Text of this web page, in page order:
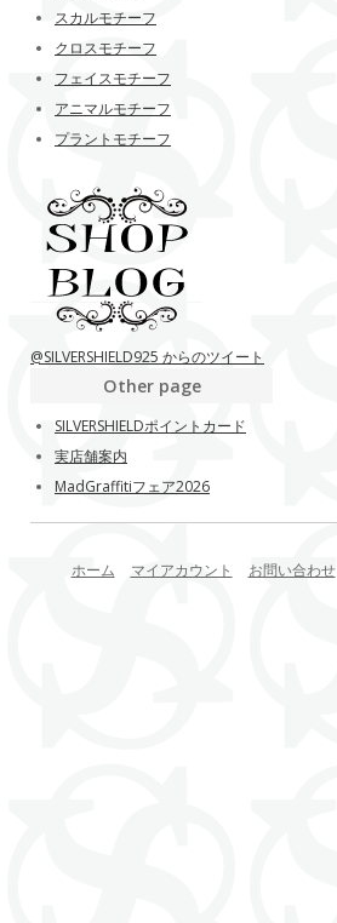
スカルモチーフ
クロスモチーフ
フェイスモチーフ
アニマルモチーフ
プラントモチーフ
@SILVERSHIELD925 からのツイート
Other page
SILVERSHIELDポイントカード
実店舗案内
MadGraffitiフェア2026
ホーム マイアカウント お問い合わせ